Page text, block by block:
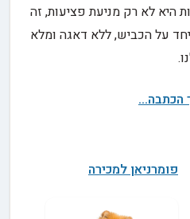
היא לא רק מניעת פציעות, זה
על הכביש, ללא דאגה ומלא
הכתבה...
פומרניאן למכירה